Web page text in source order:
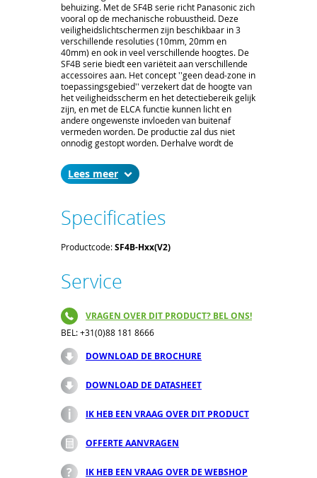
behuizing. Met de SF4B serie richt Panasonic zich
vooral op de mechanische robuustheid. Deze
veiligheidslichtschermen zijn beschikbaar in 3
verschillende resoluties (10mm, 20mm en
40mm) en ook in veel verschillende hoogtes. De
SF4B serie biedt een variëteit aan verschillende
accessoires aan. Het concept ''geen dead-zone in
toepassingsgebied'' verzekert dat de hoogte van
het veiligheidsscherm en het detectiebereik gelijk
zijn, en met de ELCA functie kunnen licht en
andere ongewenste invloeden van buitenaf
vermeden worden. De productie zal dus niet
onnodig gestopt worden. Derhalve wordt de
productie gerealiseerd.
Lees
Specificaties
Productcode:SF4B-Hxx(V2)
Service
VRAGEN OVER DIT PRODUCT? BEL ONS!
BEL: +31(0)88 181 8666
DOWNLOAD DE BROCHURE
DOWNLOAD DE DATASHEET
IK HEB EEN VRAAG OVER DIT PRODUCT
OFFERTE AANVRAGEN
IK HEB EEN VRAAG OVER DE WEBSHOP